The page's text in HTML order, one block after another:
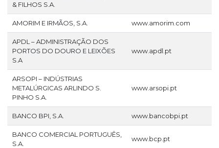
& FILHOS S.A.
AMORIM E IRMÃOS, S.A. www.amorim.com
APDL – ADMINISTRAÇÃO DOS
PORTOS DO DOURO E LEIXÕES
S.A
www.apdl.pt
ARSOPI – INDÚSTRIAS
METALÚRGICAS ARLINDO S.
PINHO S.A.
www.arsopi.pt
BANCO BPI, S.A. www.bancobpi.pt
BANCO COMERCIAL PORTUGUÊS,
S.A.
www.bcp.pt